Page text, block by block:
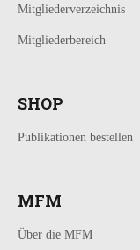
Mitgliederverzeichnis
Mitgliederbereich
SHOP
Publikationen bestellen
MFM
Über die MFM